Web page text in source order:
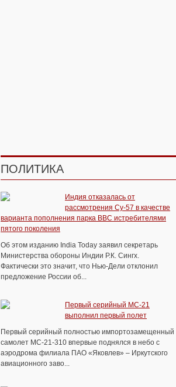
ПОЛИТИКА
Индия отказалась от
рассмотрения Су-57 в качестве
варианта пополнения парка ВВС истребителями
пятого поколения
Об этом изданию India Today заявил секретарь
Министерства обороны Индии Р.К. Сингх.
Фактически это значит, что Нью-Дели отклонил
предложение России об...
Первый серийный МС-21
выполнил первый полет
Первый серийный полностью импортозамещенный
самолет МС-21-310 впервые поднялся в небо с
аэродрома филиала ПАО «Яковлев» – Иркутского
авиационного заво...